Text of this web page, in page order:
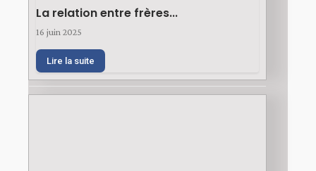
La relation entre frères...
16 juin 2025
Lire la suite